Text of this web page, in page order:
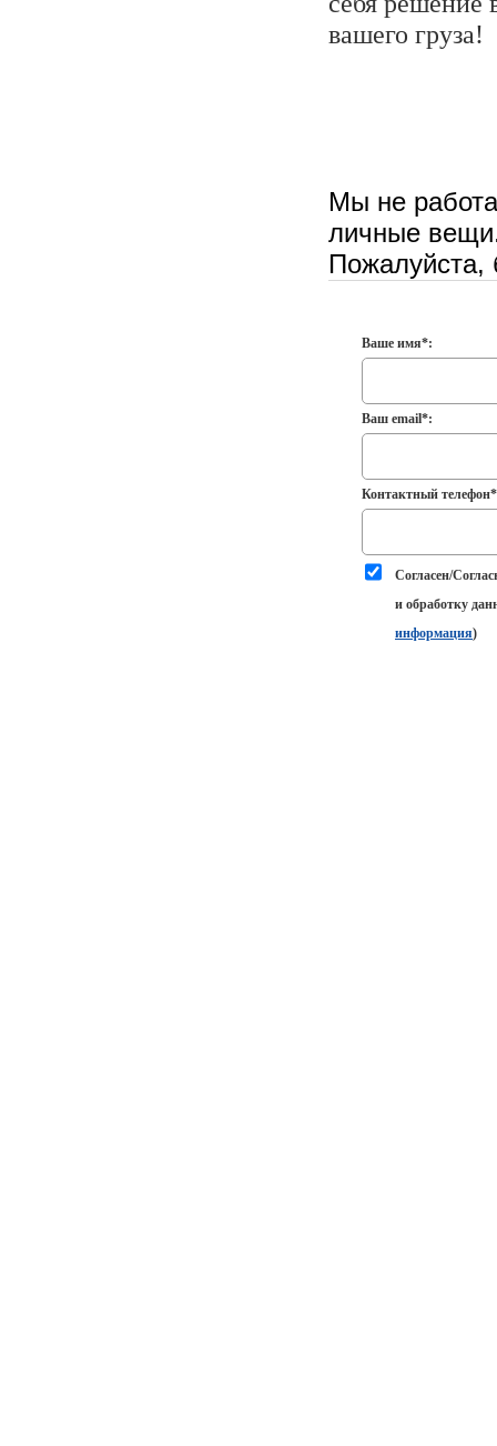
вашего груза!
Мы не
личные
Пожалуйста,
Ваше имя*:
Ваш email*:
Контактный
Согласен/
и обработку
информация)